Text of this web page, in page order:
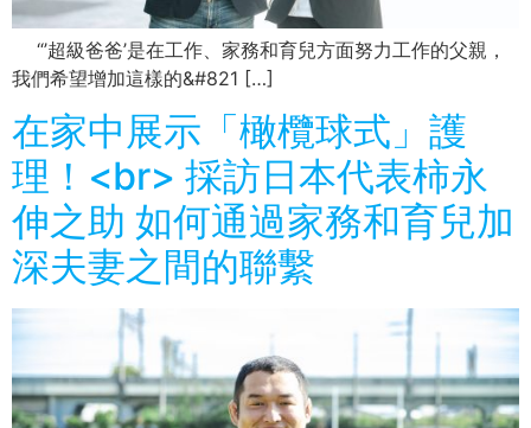
“’超級爸爸’是在工作、家務和育兒方面努力工作的父親，
我們希望增加這樣的&#821 […]
在家中展示「橄欖球式」護
理！<br> 採訪日本代表柿永
伸之助 如何通過家務和育兒加
深夫妻之間的聯繫